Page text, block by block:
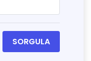
SORGULA